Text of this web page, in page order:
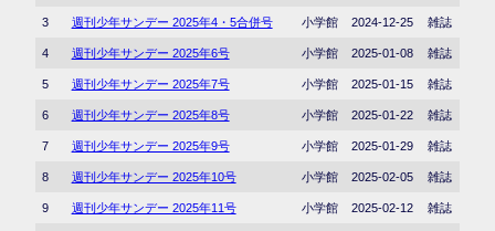
3 週刊少年サンデー 2025年4・5合併号 小学館 2024-12-25 雑誌
4 週刊少年サンデー 2025年6号 小学館 2025-01-08 雑誌
5 週刊少年サンデー 2025年7号 小学館 2025-01-15 雑誌
6 週刊少年サンデー 2025年8号 小学館 2025-01-22 雑誌
7 週刊少年サンデー 2025年9号 小学館 2025-01-29 雑誌
8 週刊少年サンデー 2025年10号 小学館 2025-02-05 雑誌
9 週刊少年サンデー 2025年11号 小学館 2025-02-12 雑誌